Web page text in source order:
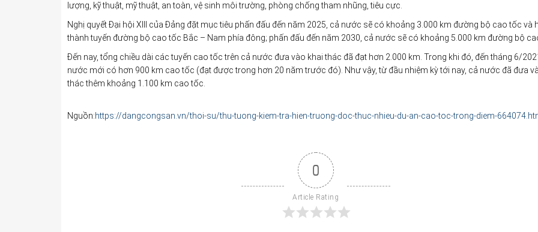
lượng, kỹ thuật, mỹ thuật, an toàn, vệ sinh môi trường, phòng chống tham nhũng, tiêu cực.
Nghị quyết Đại hội XIII của Đảng đặt mục tiêu phấn đấu đến năm 2025, cả nước sẽ có khoảng 3.000 km đường bộ cao tốc và
thành tuyến đường bộ cao tốc Bắc – Nam phía đông; phấn đấu đến năm 2030, cả nước sẽ có khoảng 5.000 km đường bộ
Đến nay, tổng chiều dài các tuyến cao tốc trên cả nước đưa vào khai thác đã đạt hơn 2.000 km. Trong khi đó, đến tháng 6/
nước mới có hơn 900 km cao tốc (đạt được trong hơn 20 năm trước đó). Như vậy, từ đầu nhiệm kỳ tới nay, cả nước đã đưa
thác thêm khoảng 1.100 km cao tốc.
Nguồn:https://dangcongsan.vn/thoi-su/thu-tuong-kiem-tra-hien-truong-doc-thuc-nhieu-du-an-cao-toc-trong-diem-
0
Article Rating